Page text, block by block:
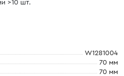
>10 шт.
W1281004
70 мм
70 мм